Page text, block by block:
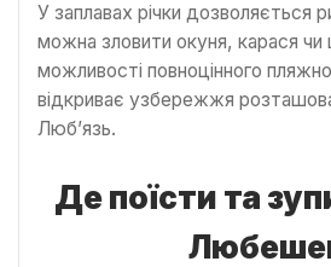
У заплавах річки дозволяється
можна зловити окуня, карася
можливості повноцінного
відкриває узбережжя
Люб’язь.
Де поїсти та